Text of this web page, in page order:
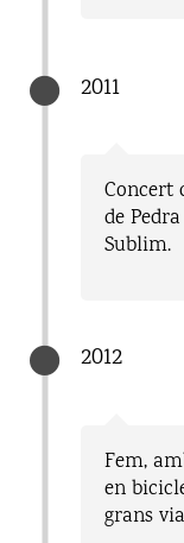
2011
Concert
de
Sublim.
2012
Fem,
en
grans